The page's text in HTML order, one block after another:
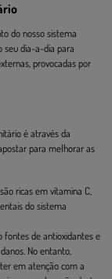
do nosso sistema
seu dia-a-dia para
provocadas por
é através da
para melhorar as
ricas em vitamina C,
do sistema
fontes de antioxidantes e
No entanto,
em atenção com a